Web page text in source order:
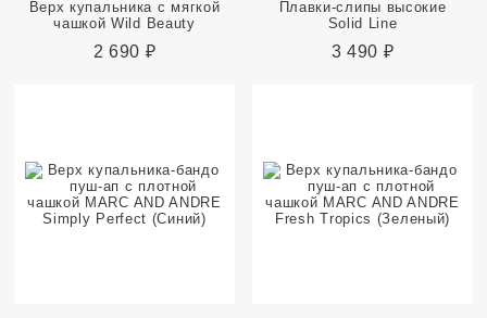
Верх купальника с мягкой
чашкой Wild Beauty
2 690 ₽
Плавки-слипы высокие
Solid Line
3 490 ₽